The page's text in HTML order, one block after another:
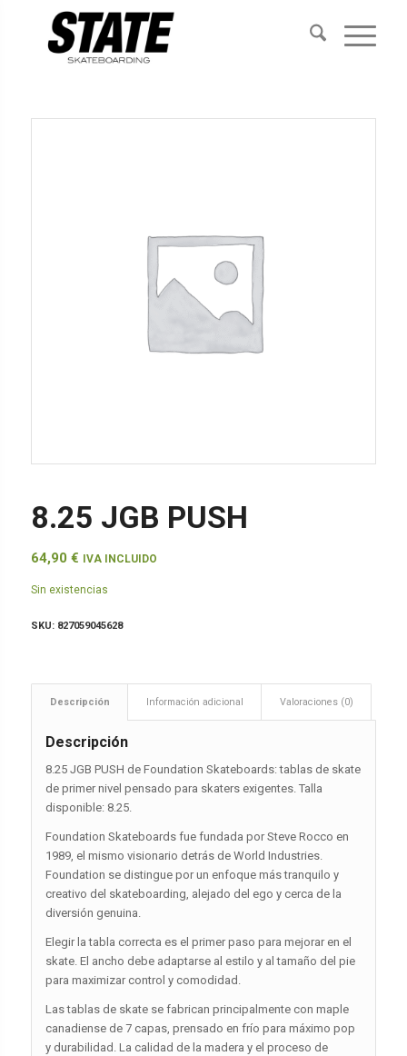
8.25 JGB PUSH
64,90 € IVA INCLUIDO
Sin existencias
SKU: 827059045628
Descripción Información adicional Valoraciones (0)
Descripción
8.25 JGB PUSH de Foundation Skateboards: tablas de skate
de primer nivel pensado para skaters exigentes. Talla
disponible: 8.25.
Foundation Skateboards fue fundada por Steve Rocco en
1989, el mismo visionario detrás de World Industries.
Foundation se distingue por un enfoque más tranquilo y
creativo del skateboarding, alejado del ego y cerca de la
diversión genuina.
Elegir la tabla correcta es el primer paso para mejorar en el
skate. El ancho debe adaptarse al estilo y al tamaño del pie
para maximizar control y comodidad.
Las tablas de skate se fabrican principalmente con maple
canadiense de 7 capas, prensado en frío para máximo pop
y durabilidad. La calidad de la madera y el proceso de